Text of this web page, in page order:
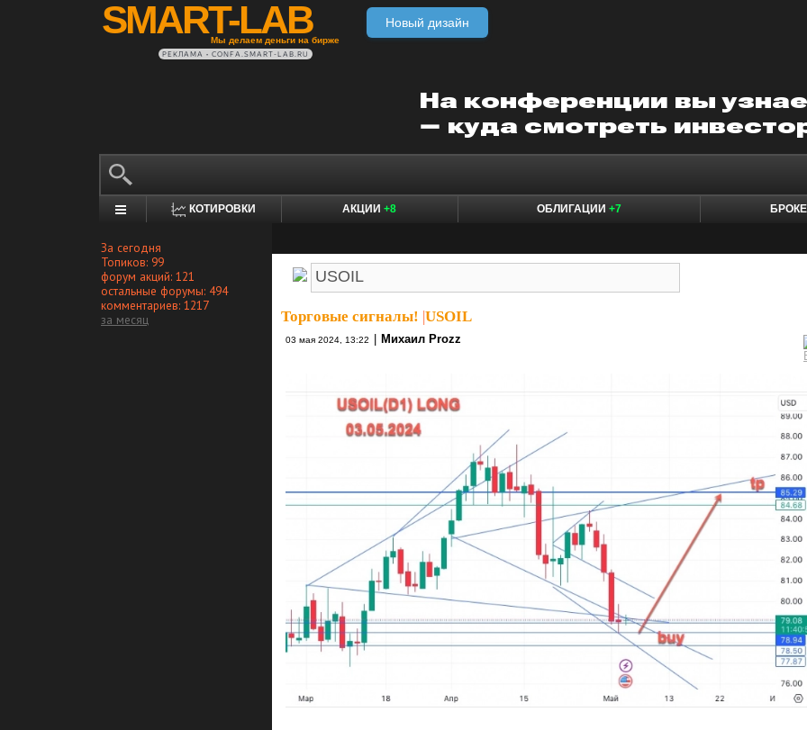
SMART-LAB
Мы делаем деньги на бирже
Новый дизайн
РЕКЛАМА • CONFA.SMART-LAB.RU
КОТИРОВКИ АКЦИИ +8 ОБЛИГАЦИИ +7
За сегодня
Топиков: 99
форум акций: 121
остальные форумы: 494
комментариев: 1217
за месяц
Торговые сигналы! USOIL
03 мая 2024, 13:22 Михаил Prozz